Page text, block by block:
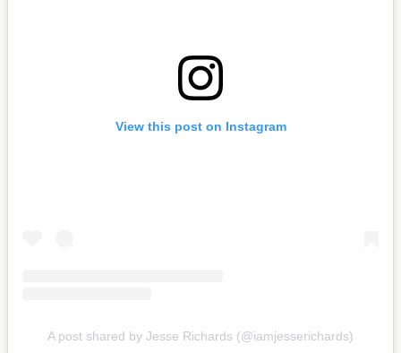
View this post on Instagram
A post shared by Jesse Richards (@iamjesserichards)